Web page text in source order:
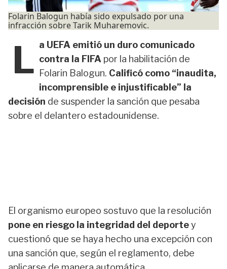
Folarin Balogun había sido expulsado por una
infracción sobre Tarik Muharemovic.
L a UEFA emitió un duro comunicado
contra la FIFA por la habilitación de
Folarin Balogun. Calificó como “inaudita,
incomprensible e injustificable” la
decisión de suspender la sanción que pesaba
sobre el delantero estadounidense.
El organismo europeo sostuvo que la resolución
pone en riesgo la integridad del deportey
cuestionó que se haya hecho una excepción con
una sanción que, según el reglamento, debe